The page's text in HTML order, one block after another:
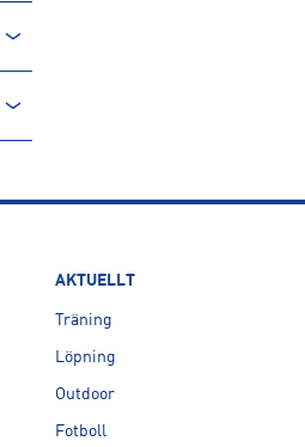
AKTUELLT
Träning
Löpning
Outdoor
Fotboll